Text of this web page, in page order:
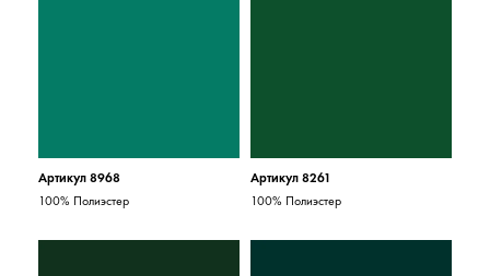
Артикул 8968
100% Полиэстер
Артикул 8261
100% Полиэстер